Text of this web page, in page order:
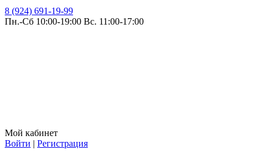
8 (924) 691-19-99
Пн.-Сб 10:00-19:00 Вс. 11:00-17:00
Мой кабинет
Войти | Регистрация